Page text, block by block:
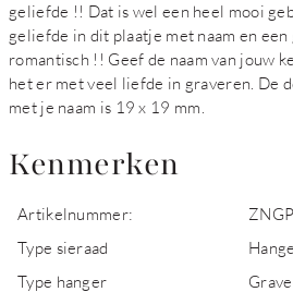
geliefde !! Dat is wel een heel mooi
geliefde in dit plaatje met naam en
romantisch !! Geef de naam van jouw
het er met veel liefde in graveren. De
met je naam is 19 x 19 mm.
Kenmerken
Artikelnummer:
Type sieraad
Type hanger